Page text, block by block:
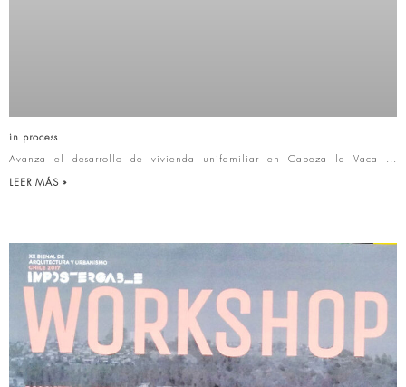
in process
Avanza el desarrollo de vivienda unifamiliar en Cabeza la Vaca
LEER MÁS »